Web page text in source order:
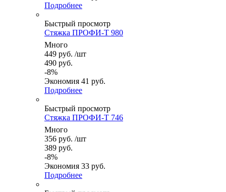
Подробнее
Быстрый просмотр
Стяжка ПРОФИ-Т 980
Много
449 руб. /шт
490 руб.
-8%
Экономия 41 руб.
Подробнее
Быстрый просмотр
Стяжка ПРОФИ-Т 746
Много
356 руб. /шт
389 руб.
-8%
Экономия 33 руб.
Подробнее